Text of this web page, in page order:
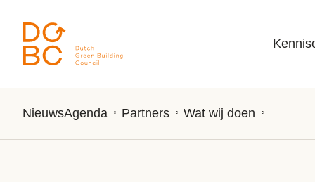
NieuwsAgenda Partners Wat wij doen